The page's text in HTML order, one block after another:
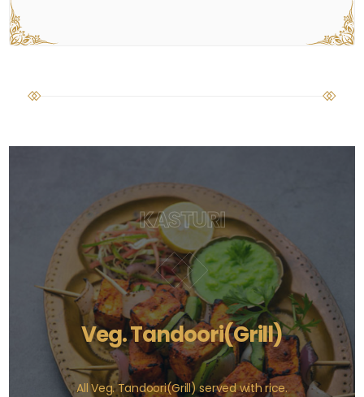
KASTURI
Veg. Tandoori(Grill)
All Veg. Tandoori(Grill) served with rice.